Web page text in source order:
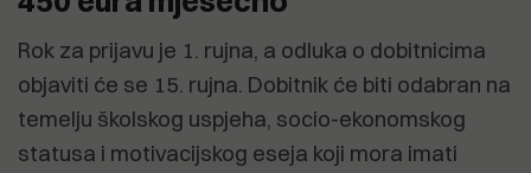
Rok za prijavu je 1. rujna, a odluka o dobitnicima
objaviti će se 15. rujna. Dobitnik će biti odabran na
temelju školskog uspjeha, socio-ekonomskog
statusa i motivacijskog eseja koji mora imati